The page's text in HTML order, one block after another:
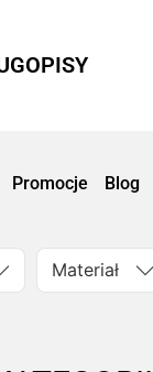
Promocje Blog
Materiał